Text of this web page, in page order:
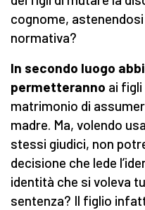
cognome,
normativa?
In secondo luogo
permetteranno ai
matrimonio di
madre. Ma, volendo
stessi giudici, non
decisione che lede
identità che si voleva
sentenza? Il figlio